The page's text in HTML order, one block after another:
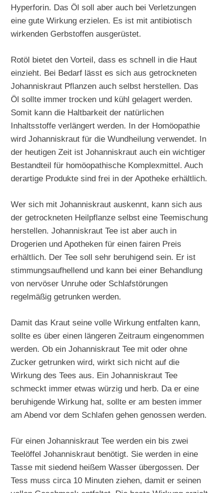
Hyperforin. Das Öl soll aber auch bei Verletzungen
eine gute Wirkung erzielen. Es ist mit antibiotisch
wirkenden Gerbstoffen ausgerüstet.
Rotöl bietet den Vorteil, dass es schnell in die Haut
einzieht. Bei Bedarf lässt es sich aus getrockneten
Johanniskraut Pflanzen auch selbst herstellen. Das
Öl sollte immer trocken und kühl gelagert werden.
Somit kann die Haltbarkeit der natürlichen
Inhaltsstoffe verlängert werden. In der Homöopathie
wird Johanniskraut für die Wundheilung verwendet. In
der heutigen Zeit ist Johanniskraut auch ein wichtiger
Bestandteil für homöopathische Komplexmittel. Auch
derartige Produkte sind frei in der Apotheke erhältlich.
Wer sich mit Johanniskraut auskennt, kann sich aus
der getrockneten Heilpflanze selbst eine Teemischung
herstellen. Johanniskraut Tee ist aber auch in
Drogerien und Apotheken für einen fairen Preis
erhältlich. Der Tee soll sehr beruhigend sein. Er ist
stimmungsaufhellend und kann bei einer Behandlung
von nervöser Unruhe oder Schlafstörungen
regelmäßig getrunken werden.
Damit das Kraut seine volle Wirkung entfalten kann,
sollte es über einen längeren Zeitraum eingenommen
werden. Ob ein Johanniskraut Tee mit oder ohne
Zucker getrunken wird, wirkt sich nicht auf die
Wirkung des Tees aus. Ein Johanniskraut Tee
schmeckt immer etwas würzig und herb. Da er eine
beruhigende Wirkung hat, sollte er am besten immer
am Abend vor dem Schlafen gehen genossen werden.
Für einen Johanniskraut Tee werden ein bis zwei
Teelöffel Johanniskraut benötigt. Sie werden in eine
Tasse mit siedend heißem Wasser übergossen. Der
Tess muss circa 10 Minuten ziehen, damit er seinen